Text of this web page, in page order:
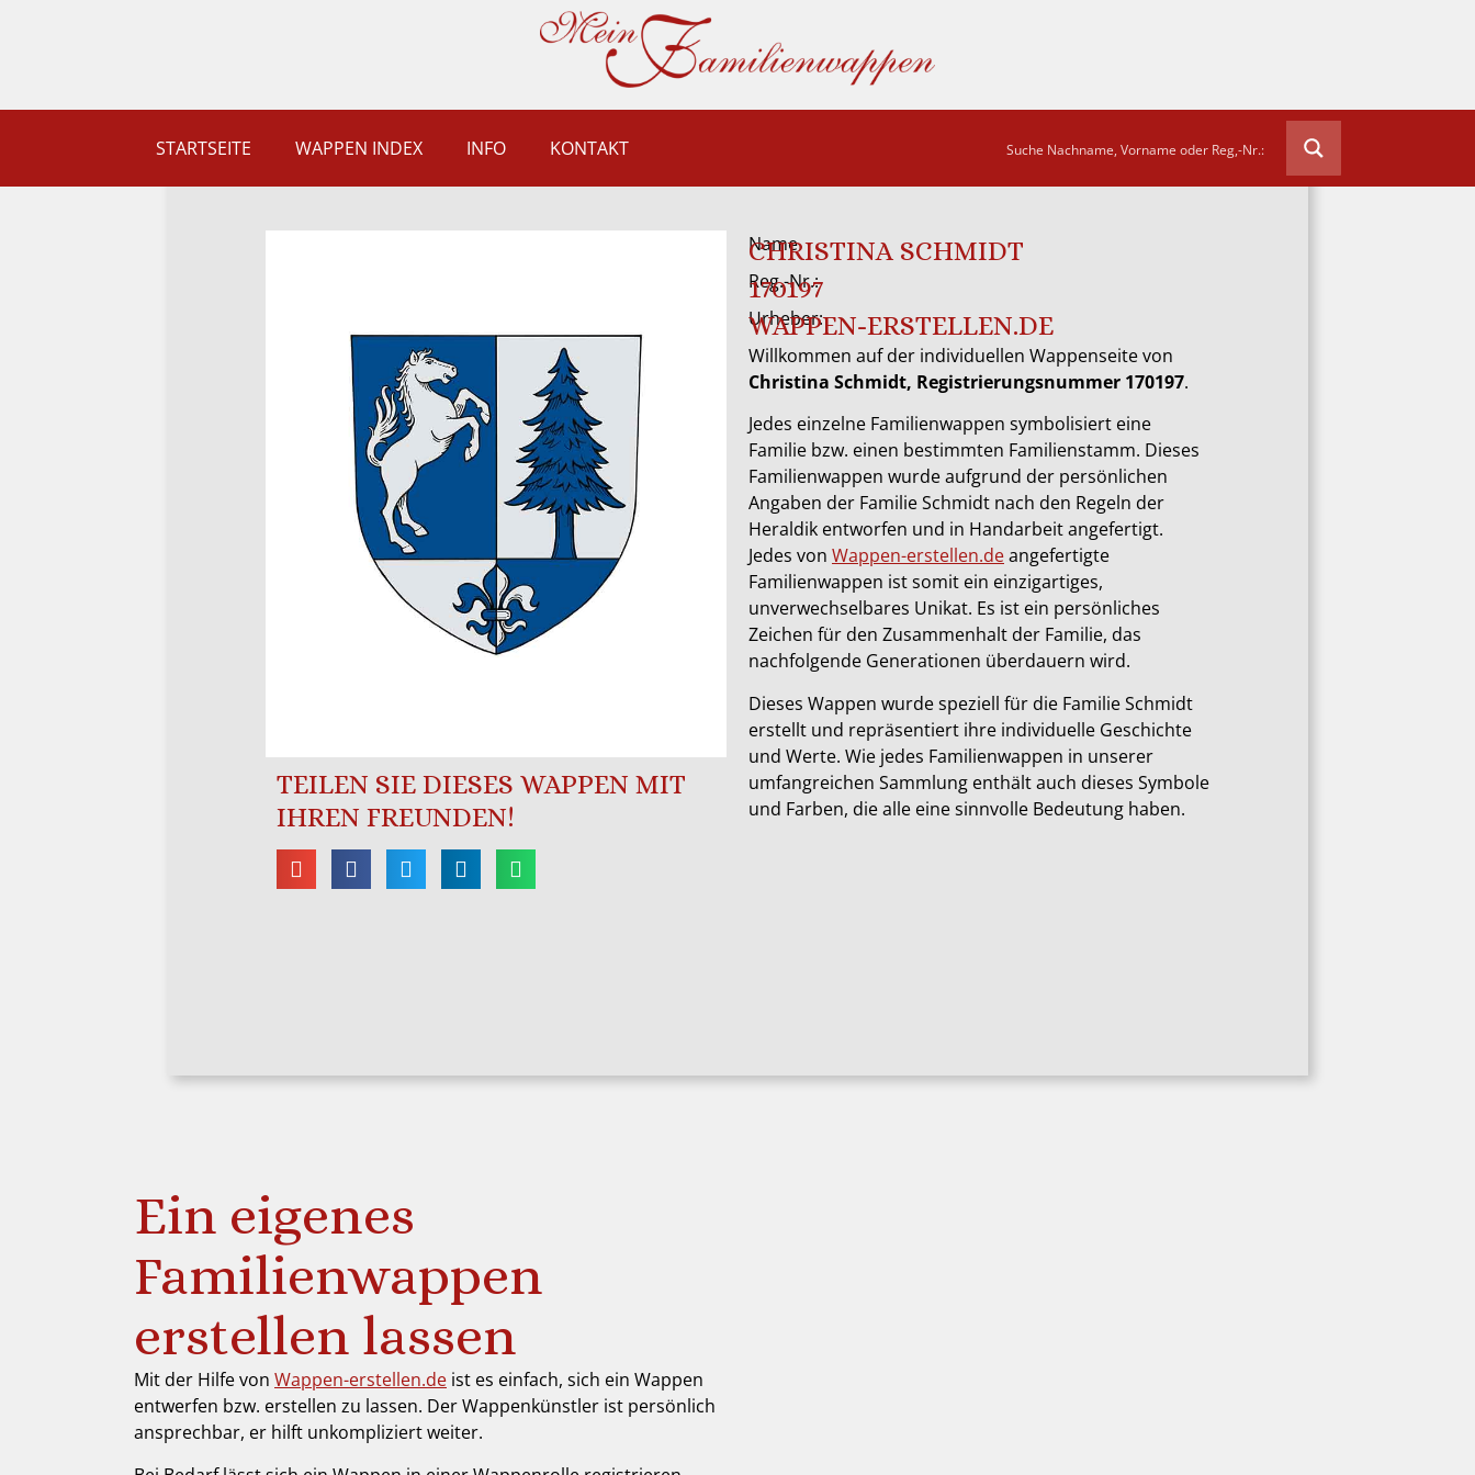
STARTSEITE WAPPEN INDEX INFO KONTAKT
TEILEN SIE DIESES WAPPEN MIT
IHREN FREUNDEN!
Name
CHRISTINA SCHMIDT
Reg.-Nr.:
170197
Urheber:
WAPPEN-ERSTELLEN.DE
Willkommen auf der individuellen Wappenseite von
Christina Schmidt, Registrierungsnummer 170197.
Jedes einzelne Familienwappen symbolisiert eine
Familie bzw. einen bestimmten Familienstamm. Dieses
Familienwappen wurde aufgrund der persönlichen
Angaben der Familie Schmidt nach den Regeln der
Heraldik entworfen und in Handarbeit angefertigt.
Jedes von Wappen-erstellen.deangefertigte
Familienwappen ist somit ein einzigartiges,
unverwechselbares Unikat. Es ist ein persönliches
Zeichen für den Zusammenhalt der Familie, das
nachfolgende Generationen überdauern wird.
Dieses Wappen wurde speziell für die Familie Schmidt
erstellt und repräsentiert ihre individuelle Geschichte
und Werte. Wie jedes Familienwappen in unserer
umfangreichen Sammlung enthält auch dieses Symbole
und Farben, die alle eine sinnvolle Bedeutung haben.
Ein eigenes
Familienwappen
erstellen lassen
Mit der Hilfe von Wappen-erstellen.de ist es einfach, sich ein Wappen
entwerfen bzw. erstellen zu lassen. Der Wappenkünstler ist persönlich
ansprechbar, er hilft unkompliziert weiter.